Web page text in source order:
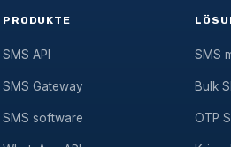
PRODUKTE
SMS API
SMS Gateway
SMS software
SMS
Bulk
OTP